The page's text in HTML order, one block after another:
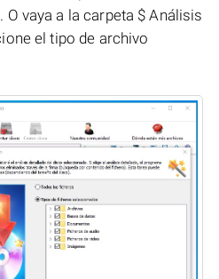
O vaya a la carpeta $ Análisis
el tipo de archivo